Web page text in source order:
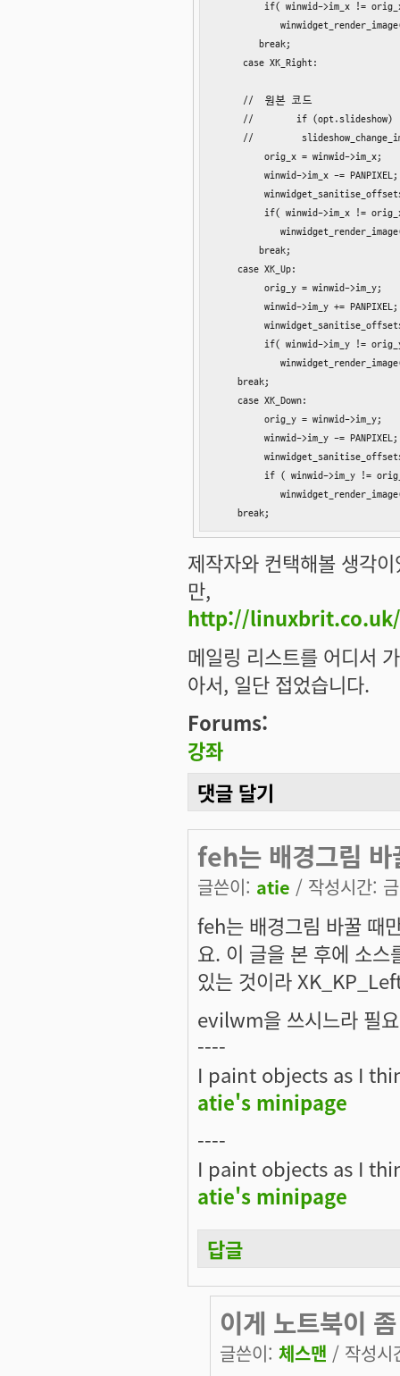
if( winwid->im_x !=
        break;
     case XK_Right:
     //  원본 코드
     //        if (opt.slideshow)
//
         orig_x = winwid->im_x;
         winwid->im_x -= PANPIXEL;
if( winwid->im_x !=
        break;
    case XK_Up:
         orig_y = winwid->im_y;
         winwid->im_y += PANPIXEL;
if( winwid->im_y !=
    break;
    case XK_Down:
         orig_y = winwid->im_y;
         winwid->im_y -= PANPIXEL;
if ( winwid->im_y !=
    break;
제작자와 컨택해볼 생각
만,
http://
메일링 리스트를 어디서
아서, 일단 접었습니다.
Forums:
강좌
댓글 달기
feh는 배경그림 바
글쓴이: atie / 작성시간:
feh는 배경그림 바꿀 때
요. 이 글을 본 후에 소스
있는 것이라
evilwm을 쓰시느라 필
----
I paint objects as I
atie's minipage
----
I paint objects as I
atie's minipage
답글
이게 노트북이 좀
글쓴이: 체스맨 / 작성